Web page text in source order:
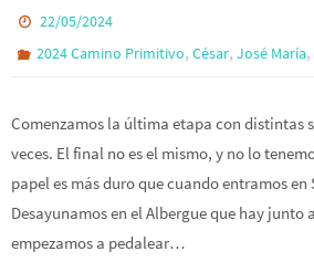
22/05/2024
2024 Camino Primitivo,César,José María,
Comenzamos la última etapa con distintas
veces. El final no es el mismo, y no lo
papel es más duro que cuando entramos
Desayunamos en el Albergue que hay junto
empezamos a pedalear…